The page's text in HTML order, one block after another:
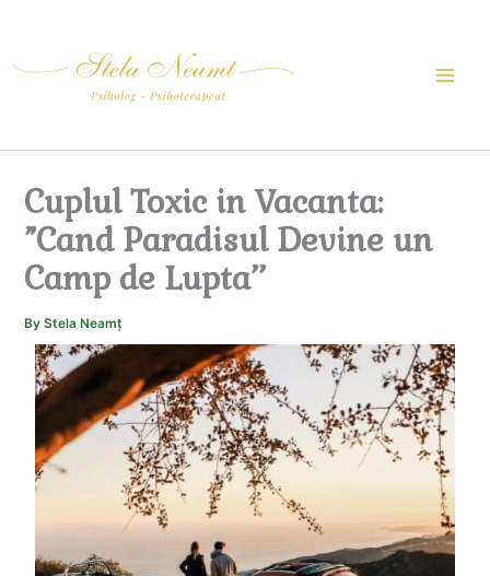
content
Cuplul Toxic in Vacanta:
”Cand Paradisul Devine un
Camp de Lupta’’
ByStela Neamț